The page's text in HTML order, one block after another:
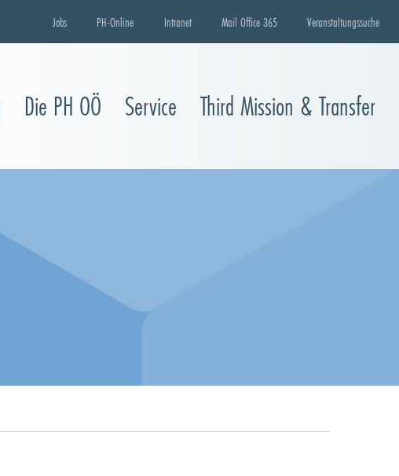
Jobs PH-Online Intranet Mail Office 365 Veranstaltungssuche
Die PH OÖ Service Third Mission & Transfer